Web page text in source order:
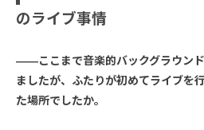
のライブ事情
――ここまで音楽的バックグラウン
ましたが、ふたりが初めてライブを
た場所でしたか。